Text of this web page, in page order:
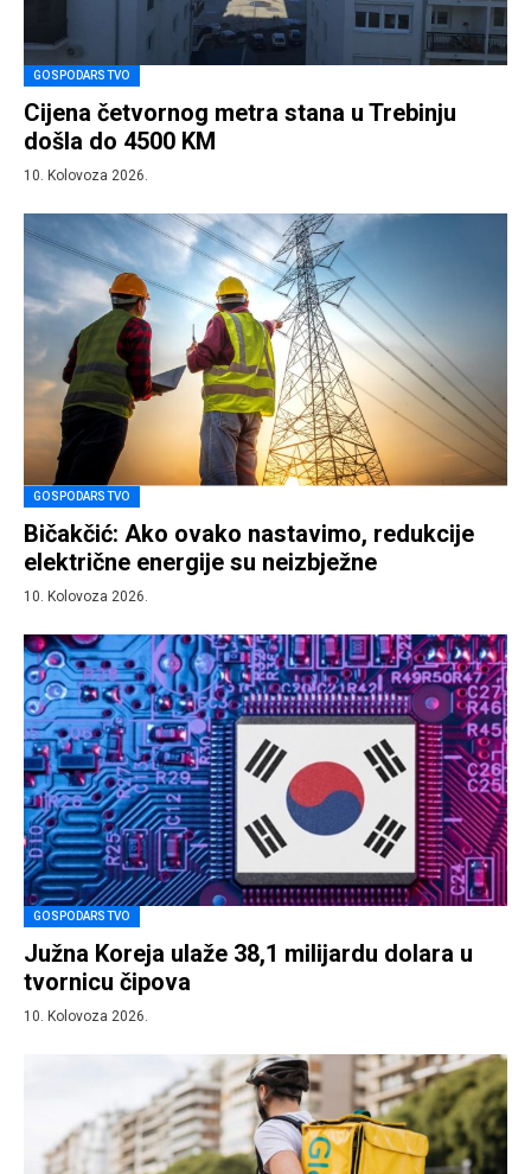
GOSPODARSTVO
Cijena četvornog metra stana u Trebinju
došla do 4500 KM
10. Kolovoza 2026.
GOSPODARSTVO
Bičakčić: Ako ovako nastavimo, redukcije
električne energije su neizbježne
10. Kolovoza 2026.
GOSPODARSTVO
Južna Koreja ulaže 38,1 milijardu dolara u
tvornicu čipova
10. Kolovoza 2026.